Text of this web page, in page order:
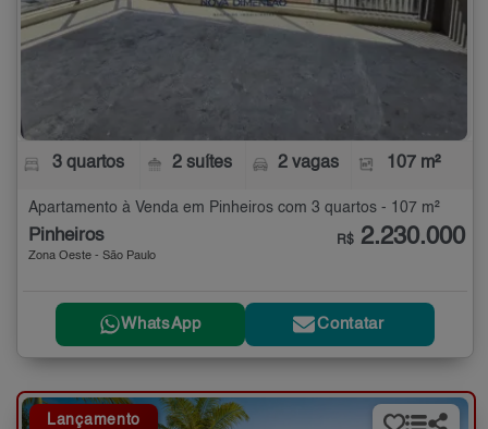
3 quartos 2 suítes 2 vagas 107 m²
Apartamento à Venda em Pinheiros com 3 quartos - 107 m²
Pinheiros
Zona Oeste - São Paulo
R$ 2.230.000
WhatsApp Contatar
Lançamento